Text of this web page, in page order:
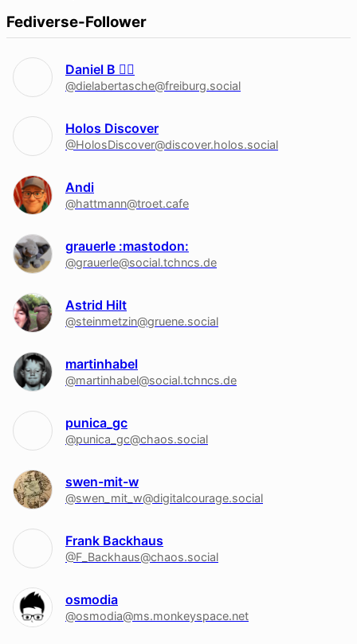
Fediverse-Follower
Daniel B 🏳‍🌈
@dielabertasche@freiburg.social
Holos Discover
@HolosDiscover@discover.holos.social
Andi
@hattmann@troet.cafe
grauerle :mastodon:
@grauerle@social.tchncs.de
Astrid Hilt
@steinmetzin@gruene.social
martinhabel
@martinhabel@social.tchncs.de
punica_gc
@punica_gc@chaos.social
swen-mit-w
@swen_mit_w@digitalcourage.social
Frank Backhaus
@F_Backhaus@chaos.social
osmodia
@osmodia@ms.monkeyspace.net